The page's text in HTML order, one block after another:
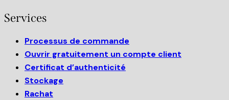
Services
Processus de commande
Ouvrir gratuitement un compte client
Certificat d’authenticité
Stockage
Rachat